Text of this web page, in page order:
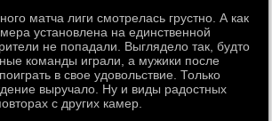
матча лиги смотрелась грустно. А как
установлена на единственной
не попадали. Выглядело так, будто
команды играли, а мужики после
в свое удовольствие. Только
выручало. Ну и виды радостных
с других камер.